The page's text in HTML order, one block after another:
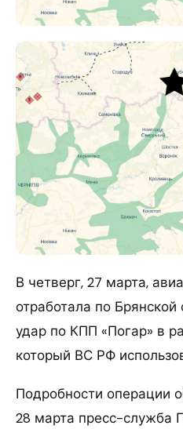
В четверг, 27 марта,
отработала по
удар по КПП «Погар» в
который ВС РФ
Подробности операции
28 марта пресс-служба